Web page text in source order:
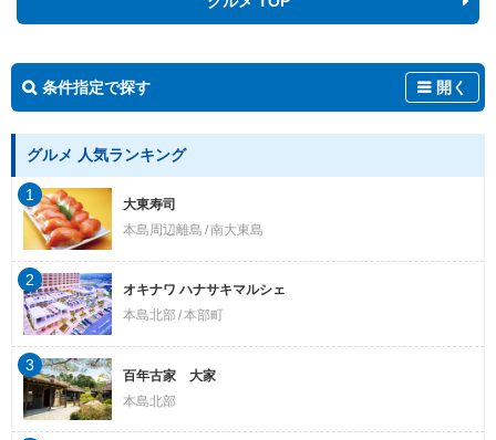
条件指定で探す 開く
グルメ 人気ランキング
大東寿司
本島周辺離島 南大東島
1
オキナワ ハナサキマルシェ
本島北部 本部町
2
百年古家 大家
本島北部
3